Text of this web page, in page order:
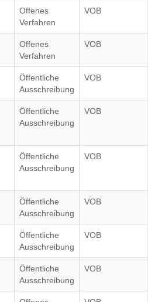
Offenes
Verfahren
VOB
Offenes
Verfahren
VOB
Öffentliche
Ausschreibung
VOB
Öffentliche
Ausschreibung
VOB
Öffentliche
Ausschreibung
VOB
Öffentliche
Ausschreibung
VOB
Öffentliche
Ausschreibung
VOB
Öffentliche
Ausschreibung
VOB